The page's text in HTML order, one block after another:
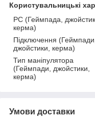
Користувальницькі
PC (Геймпада,
керма)
Підключення (Геймпади,
джойстики, керма)
Тип маніпулятора
(Геймпади, джойстики,
керма)
Умови доставки